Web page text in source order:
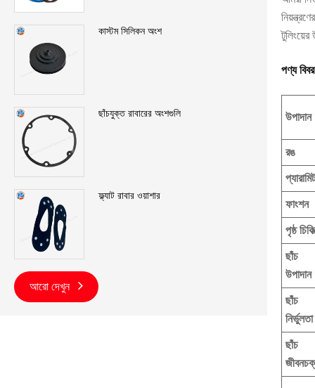
কাস্টম সিলিকন অংশ
ছাঁচযুক্ত রাবারের অংশগুলি
ফ্ল্যাট রাবার ওয়াশার
আরো দেখুন
পণ্য
উপাদান
রঙ
ফাংশন
পৃষ্ঠ
ছাঁচ
উপাদান
ছাঁচ
নির্ভুলতা
ছাঁচ